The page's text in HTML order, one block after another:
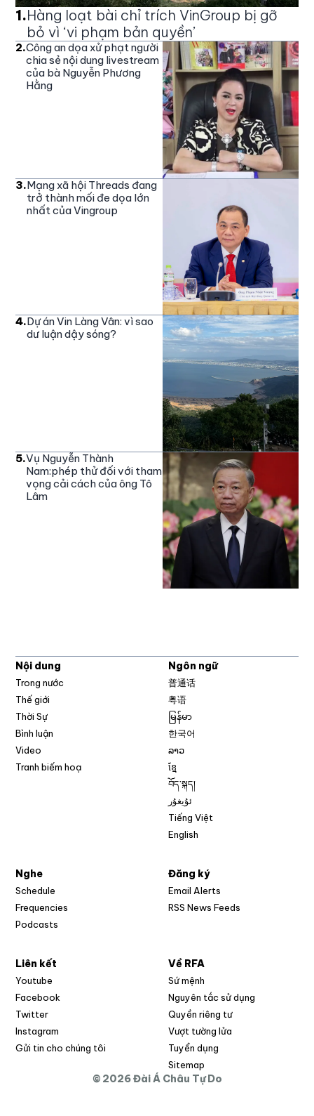
1.Hàng loạt bài chỉ trích VinGroup bị gỡ
bỏ vì ‘vi phạm bản quyền’
2.Công an dọa xử phạt người
chia sẻ nội dung livestream
của bà Nguyễn Phương
Hằng
3.Mạng xã hội Threads đang
trở thành mối đe dọa lớn
nhất của Vingroup
4.Dự án Vin Làng Vân: vì sao
dư luận dậy sóng?
5.Vụ Nguyễn Thành
Nam:phép thử đối với tham
vọng cải cách của ông Tô
Lâm
Nội dung
Trong nước
Thế giới
Thời Sự
Bình luận
Video
Tranh biếm hoạ
Ngôn ngữ
普通话
粤语
မြန်မာ
한국어
ລາວ
ខ្មែ
བོད་སྐད།
ئۇيغۇر
Tiếng Việt
English
Nghe
Schedule
Frequencies
Podcasts
Đăng ký
Email Alerts
RSS News Feeds
Liên kết
Youtube
Facebook
Twitter
Instagram
Gửi tin cho chúng tôi
Về RFA
Sứ mệnh
Nguyên tắc sử dụng
Quyền riêng tư
Vượt tường lửa
Tuyển dụng
Sitemap
© 2026 Đài Á Châu Tự Do